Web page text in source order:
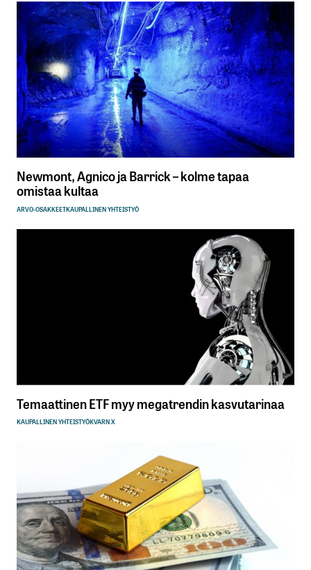
Newmont, Agnico ja Barrick – kolme tapaa
omistaa kultaa
ARVO-OSAKKEETKAUPALLINEN YHTEISTYÖ
Temaattinen ETF myy megatrendin kasvutarinaa
KAUPALLINEN YHTEISTYÖKVARN X